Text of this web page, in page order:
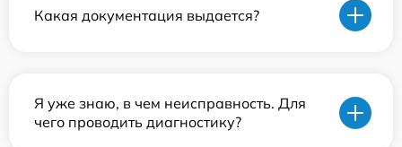
Какая документация выдается?
Я уже знаю, в чем неисправность. Для
чего проводить диагностику?